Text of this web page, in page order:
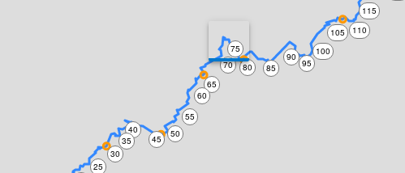
25
30
35
40
45
50
55
60
65
70
75
80
85
90
95
100
105 110
115